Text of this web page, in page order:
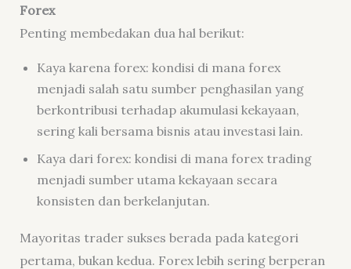
Forex
Penting membedakan dua hal berikut:
Kaya karena forex: kondisi di mana forex
menjadi salah satu sumber penghasilan yang
berkontribusi terhadap akumulasi kekayaan,
sering kali bersama bisnis atau investasi lain.
Kaya dari forex: kondisi di mana forex trading
menjadi sumber utama kekayaan secara
konsisten dan berkelanjutan.
Mayoritas trader sukses berada pada kategori
pertama, bukan kedua. Forex lebih sering berperan